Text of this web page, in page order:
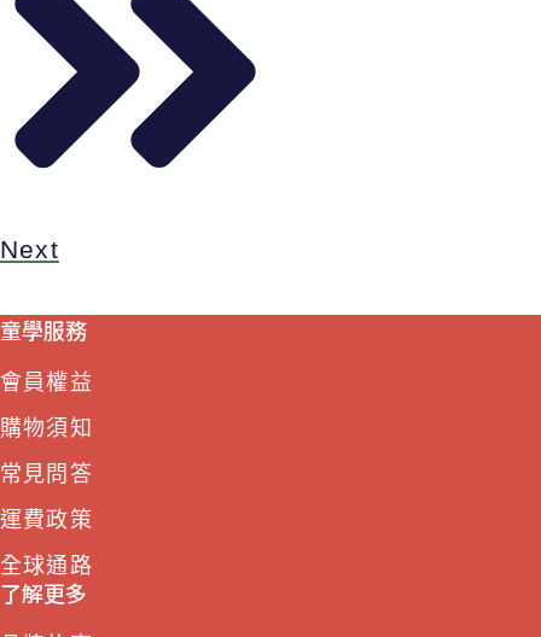
Next
童學服務
會員權益
購物須知
常見問答
運費政策
全球通路
了解更多